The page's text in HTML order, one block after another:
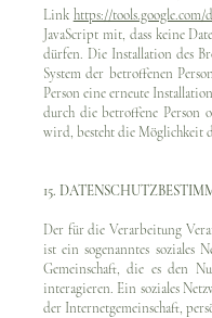
Link https://tools.google.com/
JavaScript mit, dass keine
dürfen. Die Installation des
System der betroffenen
Person eine erneute
durch die betroffene Person
wird, besteht die Möglichkeit
15.
Der für die Verarbeitung
ist ein sogenanntes
Gemeinschaft, die es den
interagieren. Ein soziales
der Internetgemeinschaft,